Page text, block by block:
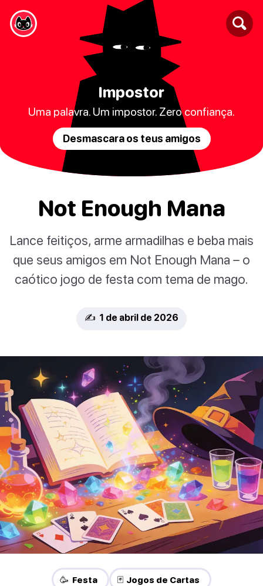
Impostor
Uma palavra. Um impostor. Zero confiança.
Desmascara os teus amigos
Not Enough Mana
Lance feitiços, arme armadilhas e beba mais
que seus amigos em Not Enough Mana – o
caótico jogo de festa com tema de mago.
✍️ 1 de abril de 2026
🥳 Festa 🃏 Jogos de Cartas